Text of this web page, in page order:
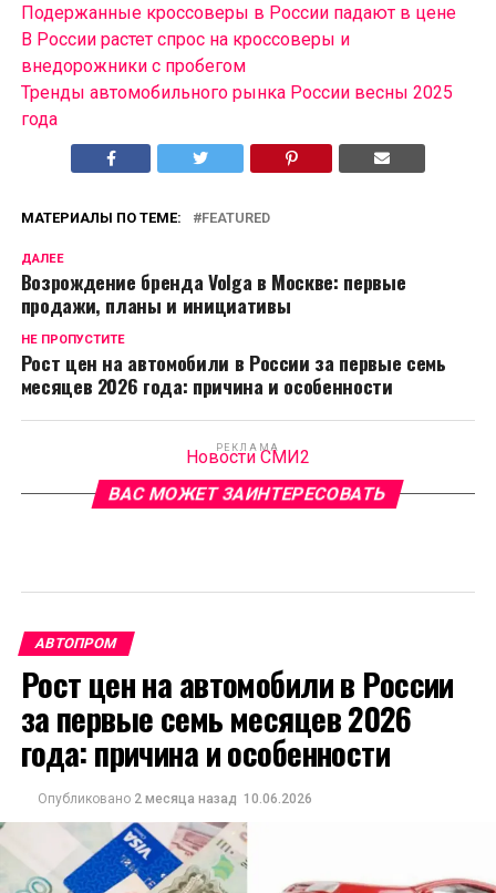
Подержанные кроссоверы в России падают в цене
В России растет спрос на кроссоверы и
внедорожники с пробегом
Тренды автомобильного рынка России весны 2025
года
МАТЕРИАЛЫ ПО ТЕМЕ: FEATURED
ДАЛЕЕ
Возрождение бренда Volga в Москве: первые
продажи, планы и инициативы
НЕ ПРОПУСТИТЕ
Рост цен на автомобили в России за первые семь
месяцев 2026 года: причина и особенности
РЕКЛАМА
Новости СМИ2
ВАС МОЖЕТ ЗАИНТЕРЕСОВАТЬ
АВТОПРОМ
Рост цен на автомобили в России
за первые семь месяцев 2026
года: причина и особенности
Опубликовано 2 месяца назад 10.06.2026